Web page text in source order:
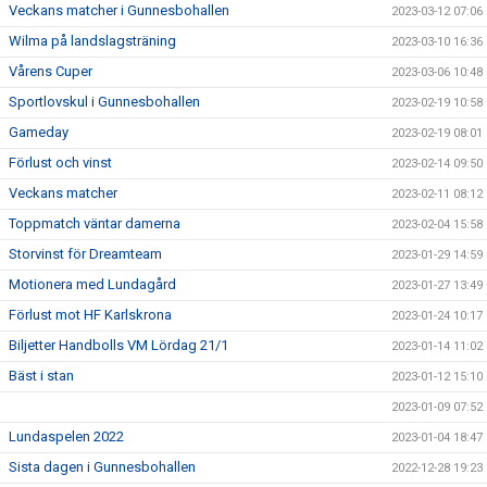
Veckans matcher i Gunnesbohallen 2023-03-12 07:06
Wilma på landslagsträning 2023-03-10 16:36
Vårens Cuper 2023-03-06 10:48
Sportlovskul i Gunnesbohallen 2023-02-19 10:58
Gameday 2023-02-19 08:01
Förlust och vinst 2023-02-14 09:50
Veckans matcher 2023-02-11 08:12
Toppmatch väntar damerna 2023-02-04 15:58
Storvinst för Dreamteam 2023-01-29 14:59
Motionera med Lundagård 2023-01-27 13:49
Förlust mot HF Karlskrona 2023-01-24 10:17
Biljetter Handbolls VM Lördag 21/1 2023-01-14 11:02
Bäst i stan 2023-01-12 15:10
2023-01-09 07:52
Lundaspelen 2022 2023-01-04 18:47
Sista dagen i Gunnesbohallen 2022-12-28 19:23